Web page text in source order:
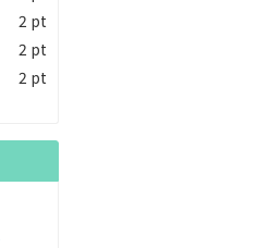
2 pt
2 pt
2 pt